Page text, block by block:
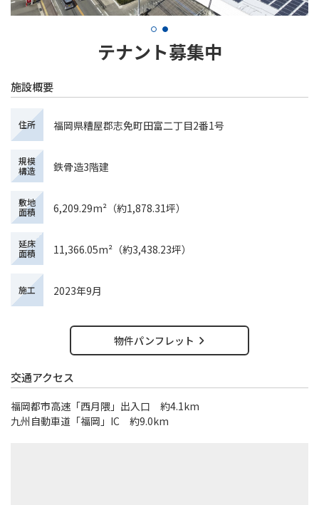
テナント募集中
施設概要
住所 福岡県糟屋郡志免町田富二丁目2番1号
規模
構造
鉄骨造3階建
敷地
面積
6,209.29m²（約1,878.31坪）
延床
面積
11,366.05m²（約3,438.23坪）
施工 2023年9月
物件パンフレット
交通アクセス
福岡都市高速「西月隈」出入口 約4.1km
九州自動車道「福岡」IC 約9.0km